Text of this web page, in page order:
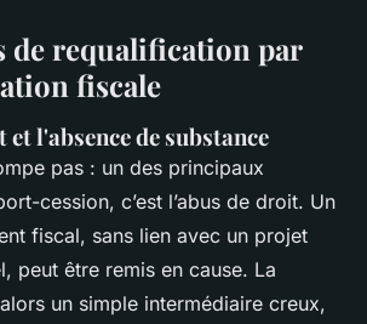
de requalification par
fiscale
l'absence de substance
pas : un des principaux
cession, c’est l’abus de droit. Un
fiscal, sans lien avec un projet
peut être remis en cause. La
un simple intermédiaire creux,